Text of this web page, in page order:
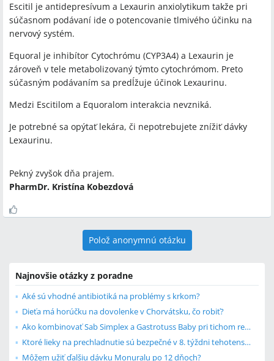
Escitil je antidepresívum a Lexaurin anxiolytikum takže pri
súčasnom podávaní ide o potencovanie tlmivého účinku na
nervový systém.
Equoral je inhibítor Cytochrómu (CYP3A4) a Lexaurin je
zároveň v tele metabolizovaný týmto cytochrómom. Preto
súčasným podávaním sa predĺžuje účinok Lexaurinu.
Medzi Escitilom a Equoralom interakcia nevzniká.
Je potrebné sa opýtať lekára, či nepotrebujete znížiť dávky
Lexaurinu.
Pekný zvyšok dňa prajem.
PharmDr. Kristína Kobezdová
Polož anonymnú otázku
Najnovšie otázky z poradne
Aké sú vhodné antibiotiká na problémy s krkom?
Dieťa má horúčku na dovolenke v Chorvátsku, čo robiť?
Ako kombinovať Sab Simplex a Gastrotuss Baby pri tichom refluxe u bábätka?
Ktoré lieky na prechladnutie sú bezpečné v 8. týždni tehotenstva?
Môžem užiť ďalšiu dávku Monuralu po 12 dňoch?